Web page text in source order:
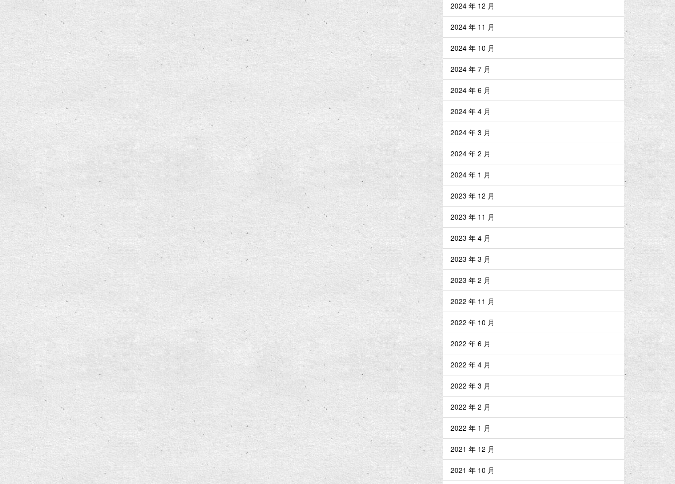
2024 年 12 月
2024 年 11 月
2024 年 10 月
2024 年 7 月
2024 年 6 月
2024 年 4 月
2024 年 3 月
2024 年 2 月
2024 年 1 月
2023 年 12 月
2023 年 11 月
2023 年 4 月
2023 年 3 月
2023 年 2 月
2022 年 11 月
2022 年 10 月
2022 年 6 月
2022 年 4 月
2022 年 3 月
2022 年 2 月
2022 年 1 月
2021 年 12 月
2021 年 10 月